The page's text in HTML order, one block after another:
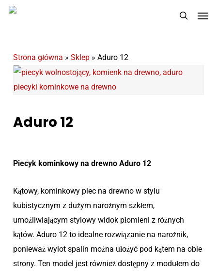
Skip
search
Strona główna » Sklep» Aduro 12
Aduro 12
Piecyk kominkowy na drewno Aduro 12
Kątowy, kominkowy piec na drewno w stylu
kubistycznym z dużym narożnym szkłem,
umożliwiającym stylowy widok płomieni z różnych
kątów. Aduro 12 to idealne rozwiązanie na narożnik,
ponieważ wylot spalin można ułożyć pod kątem na obie
strony. Ten model jest również dostępny z modułem do